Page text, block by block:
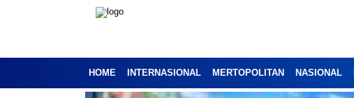
HOME INTERNASIONAL MERTOPOLITAN NASIONAL